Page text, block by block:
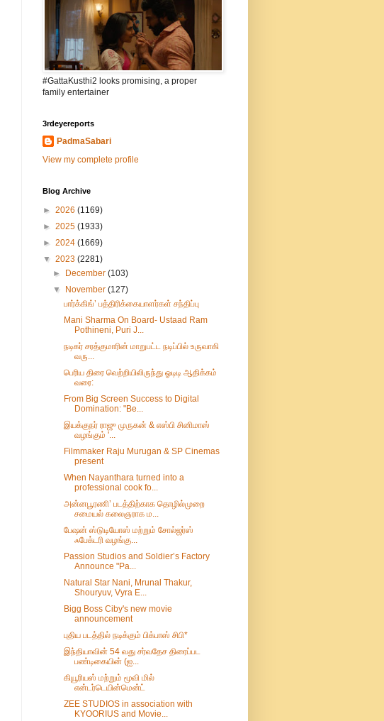
#GattaKusthi2 looks promising, a proper
family entertainer
3rdeyereports
PadmaSabari
View my complete profile
Blog Archive
► 2026 (1169)
► 2025 (1933)
► 2024 (1669)
▼ 2023 (2281)
►
December(103)
▼
November(127)
பார்க்கிங்’ பத்திரிக்கையாளர்கள் சந்திப்பு
Mani Sharma On Board- Ustaad Ram
Pothineni, Puri J...
நடிகர் சரத்குமாரின் மாறுபட்ட நடிப்பில் உருவாகி
வரு...
பெரிய திரை வெற்றியிலிருந்து ஓடிடி ஆதிக்கம்
வரை:
From Big Screen Success to Digital
Domination: "Be...
இயக்குநர் ராஜு முருகன் & எஸ்பி சினிமாஸ்
வழங்கும் '...
Filmmaker Raju Murugan & SP Cinemas
present
When Nayanthara turned into a
professional cook fo...
அன்னபூரணி’ படத்திற்காக தொழில்முறை
சமையல் கலைஞராக ம...
பேஷன் ஸ்டுடியோஸ் மற்றும் சோல்ஜர்ஸ்
ஃபேக்டரி வழங்கு...
Passion Studios and Soldier’s Factory
Announce "Pa...
Natural Star Nani, Mrunal Thakur,
Shouryuv, Vyra E...
Bigg Boss Ciby's new movie
announcement
புதிய படத்தில் நடிக்கும் பிக்பாஸ் சிபி*
இந்தியாவின் 54 வது சர்வதேச திரைப்பட
பண்டிகையின் (ஐ...
கியூரியஸ் மற்றும் மூவி மில்
என்டர்டெயின்மென்ட்
ZEE STUDIOS in association with
KYOORIUS and Movie...